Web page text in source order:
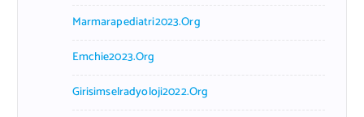
Marmarapediatri2023.org
Emchie2023.org
Girisimselradyoloji2022.org